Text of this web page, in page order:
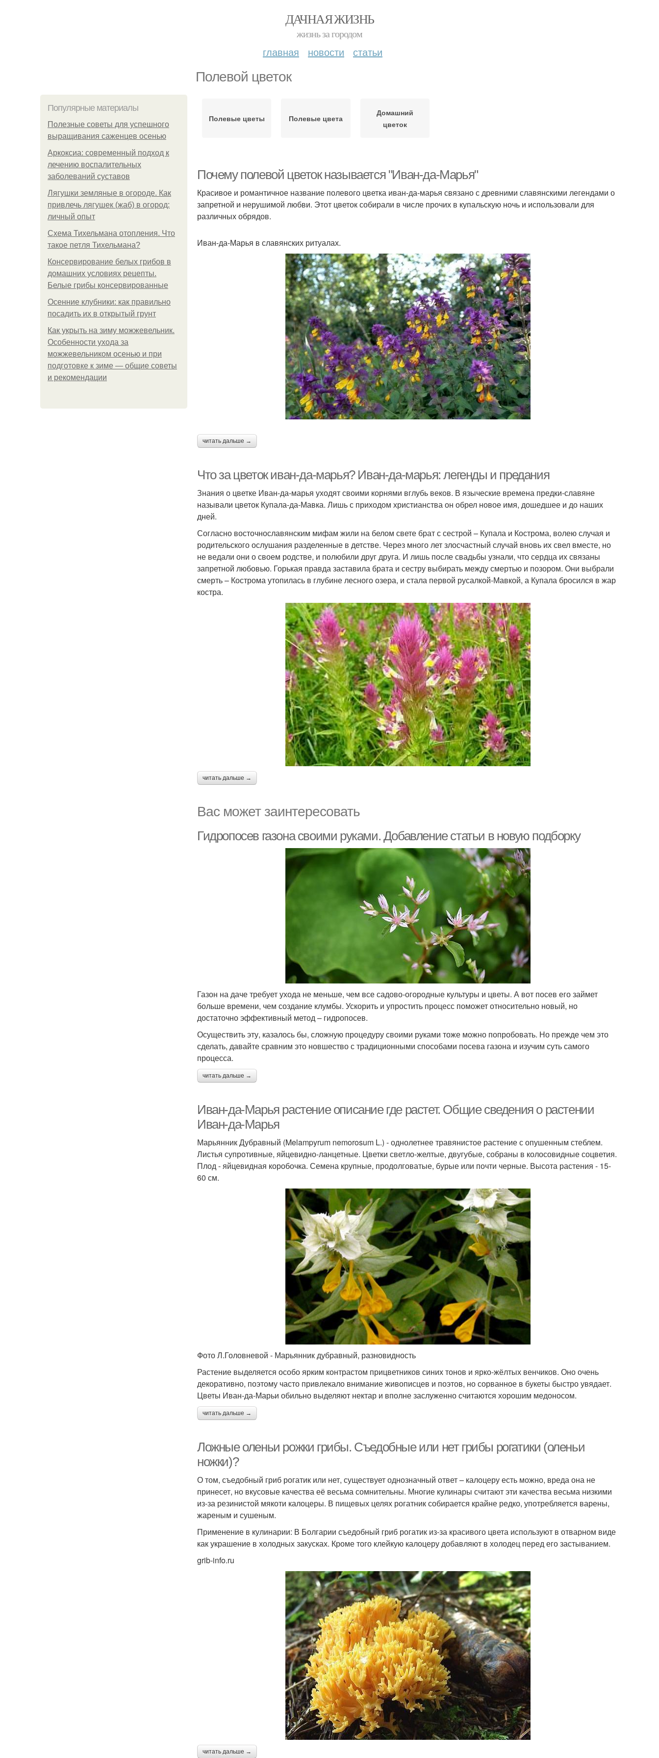
ДАЧНАЯ ЖИЗНЬ
жизнь за городом
главная новости статьи
Полевой цветок
Популярные материалы
Полезные советы для успешного
выращивания саженцев осенью
Аркоксиа: современный подход к
лечению воспалительных
заболеваний суставов
Лягушки земляные в огороде. Как
привлечь лягушек (жаб) в огород:
личный опыт
Схема Тихельмана отопления. Что
такое петля Тихельмана?
Консервирование белых грибов в
домашних условиях рецепты.
Белые грибы консервированные
Осенние клубники: как правильно
посадить их в открытый грунт
Как укрыть на зиму можжевельник.
Особенности ухода за
можжевельником осенью и при
подготовке к зиме — общие советы
и рекомендации
Полевые цветы Полевые цвета
Домашний
цветок
Почему полевой цветок называется "Иван-да-Марья"
Красивое и романтичное название полевого цветка иван-да-марья связано с древними славянскими легендами о
запретной и нерушимой любви. Этот цветок собирали в числе прочих в купальскую ночь и использовали для
различных обрядов.
Иван-да-Марья в славянских ритуалах.
читать дальше →
Что за цветок иван-да-марья? Иван-да-марья: легенды и предания
Знания о цветке Иван-да-марья уходят своими корнями вглубь веков. В языческие времена предки-славяне
называли цветок Купала-да-Мавка. Лишь с приходом христианства он обрел новое имя, дошедшее и до наших
дней.
Согласно восточнославянским мифам жили на белом свете брат с сестрой – Купала и Кострома, волею случая и
родительского ослушания разделенные в детстве. Через много лет злосчастный случай вновь их свел вместе, но
не ведали они о своем родстве, и полюбили друг друга. И лишь после свадьбы узнали, что сердца их связаны
запретной любовью. Горькая правда заставила брата и сестру выбирать между смертью и позором. Они выбрали
смерть – Кострома утопилась в глубине лесного озера, и стала первой русалкой-Мавкой, а Купала бросился в жар
костра.
читать дальше →
Вас может заинтересовать
Гидропосев газона своими руками. Добавление статьи в новую подборку
Газон на даче требует ухода не меньше, чем все садово-огородные культуры и цветы. А вот посев его займет
больше времени, чем создание клумбы. Ускорить и упростить процесс поможет относительно новый, но
достаточно эффективный метод – гидропосев.
Осуществить эту, казалось бы, сложную процедуру своими руками тоже можно попробовать. Но прежде чем это
сделать, давайте сравним это новшество с традиционными способами посева газона и изучим суть самого
процесса.
читать дальше →
Иван-да-Марья растение описание где растет. Общие сведения о растении
Иван-да-Марья
Марьянник Дубравный (Melampyrum nemorosum L.) - однолетнее травянистое растение с опушенным стеблем.
Листья супротивные, яйцевидно-ланцетные. Цветки светло-желтые, двугубые, собраны в колосовидные соцветия.
Плод - яйцевидная коробочка. Семена крупные, продолговатые, бурые или почти черные. Высота растения - 15-
60 см.
Фото Л.Головневой - Марьянник дубравный, разновидность
Растение выделяется особо ярким контрастом прицветников синих тонов и ярко-жёлтых венчиков. Оно очень
декоративно, поэтому часто привлекало внимание живописцев и поэтов, но сорванное в букеты быстро увядает.
Цветы Иван-да-Марьи обильно выделяют нектар и вполне заслуженно считаются хорошим медоносом.
читать дальше →
Ложные оленьи рожки грибы. Съедобные или нет грибы рогатики (оленьи
ножки)?
О том, съедобный гриб рогатик или нет, существует однозначный ответ – калоцеру есть можно, вреда она не
принесет, но вкусовые качества её весьма сомнительны. Многие кулинары считают эти качества весьма низкими
из-за резинистой мякоти калоцеры. В пищевых целях рогатник собирается крайне редко, употребляется варены,
жареным и сушеным.
Применение в кулинарии: В Болгарии съедобный гриб рогатик из-за красивого цвета используют в отварном виде
как украшение в холодных закусках. Кроме того клейкую калоцеру добавляют в холодец перед его застыванием.
grib-info.ru
читать дальше →